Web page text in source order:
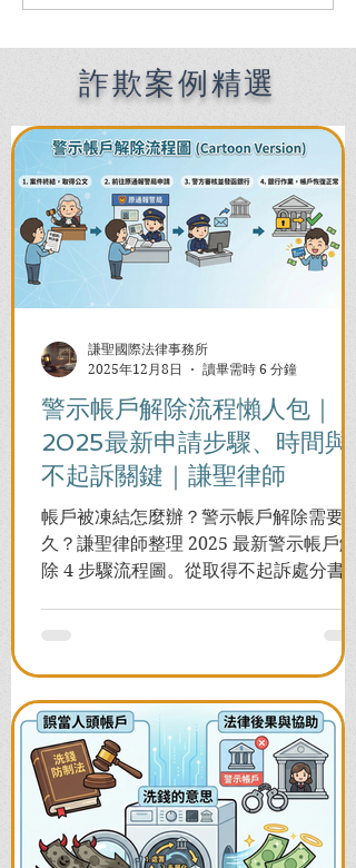
Filipinos in Taiwan:
Chien Sheng
International Law Firm
詐欺案例精選
警示帳戶解除流程懶人包｜
2025最新申請步驟、時間與
不起訴關鍵｜謙聖律師
帳戶被凍結怎麼辦？警示帳戶解除需要多
久？謙聖律師整理 2025 最新警示帳戶解
除 4 步驟流程圖。從取得不起訴處分書到
謙聖國際法律事務所
2025年12月8日
讀畢需時 6 分鐘